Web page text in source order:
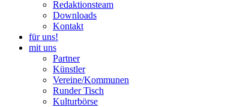
Redaktionsteam
Downloads
Kontakt
für uns!
mit uns
Partner
Künstler
Vereine/Kommunen
Runder Tisch
Kulturbörse